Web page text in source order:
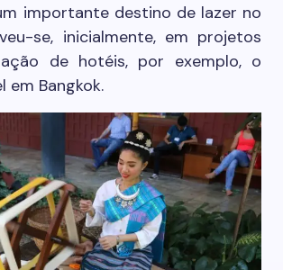
importante destino de lazer no
se, inicialmente, em projetos
de hotéis, por exemplo, o
em Bangkok.